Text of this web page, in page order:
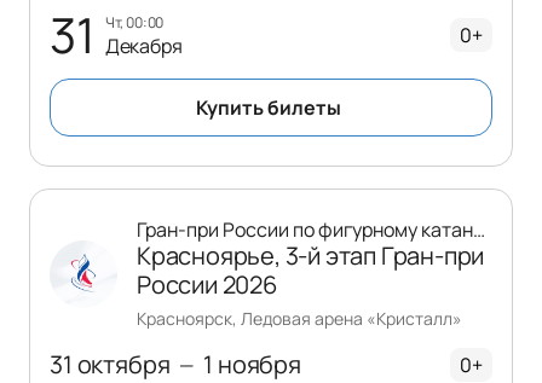
31 чт, 00:00
Декабря 0+
Купить билеты
31 октября — 1 ноября
Гран-при России по фигурному катанию
Красноярье, 3-й этап Гран-при
России 2026
Красноярск, Ледовая арена «Кристалл»
0+